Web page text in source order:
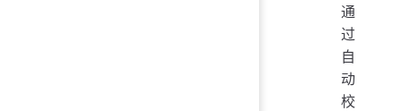
通
过
自
动
校